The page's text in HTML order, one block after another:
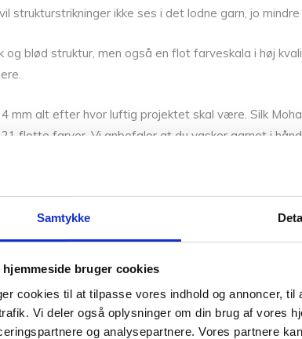
Samtykke
hjemmeside bruger cookies
cookies til at tilpasse vores indhold og annoncer,
Vi deler også oplysninger om din brug af vores
og analysepartnere. Vores partnere
strukturstrikninger ikke ses i det lodne garn, jo
og blød struktur, men også en flot farveskala i høj
mm alt efter hvor luftig projektet skal være. Silk
21 flotte farver. Vi anbefaler at du vasker garnet i
Ofte er det nok blot at lufte dit projekt i
i 2005 Isager ApS. Virksomheden er i dag
med nye versioner af vores garner. Fandt
tid og spørg os endelig til råds. Hvis Silk Mohair
Kid Mohair og 25% Silke